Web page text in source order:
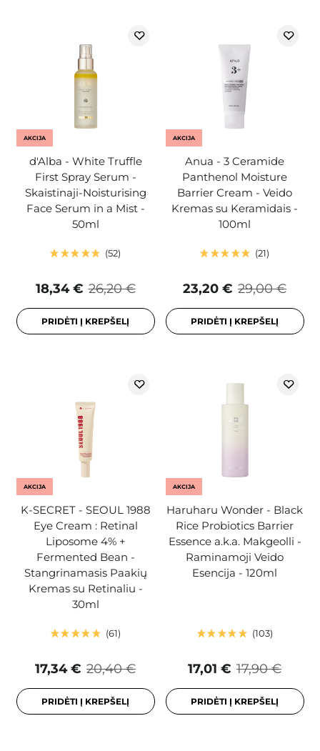
AKCIJA
d'Alba - White Truffle
First Spray Serum -
Skaistinaji-Noisturising
Face Serum in a Mist -
50ml
52
26,20 €
18,34 €
PRIDĖTI Į KREPŠELĮ
AKCIJA
Anua - 3 Ceramide
Panthenol Moisture
Barrier Cream - Veido
Kremas su Keramidais -
100ml
21
29,00 €
23,20 €
PRIDĖTI Į KREPŠELĮ
AKCIJA
K-SECRET - SEOUL 1988
Eye Cream : Retinal
Liposome 4% +
Fermented Bean -
Stangrinamasis Paakių
Kremas su Retinaliu -
30ml
61
20,40 €
17,34 €
PRIDĖTI Į KREPŠELĮ
AKCIJA
Haruharu Wonder - Black
Rice Probiotics Barrier
Essence a.k.a. Makgeolli -
Raminamoji Veido
Esencija - 120ml
103
17,90 €
17,01 €
PRIDĖTI Į KREPŠELĮ